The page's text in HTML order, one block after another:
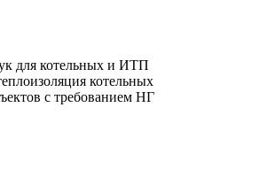
для котельных и ИТП
котельных
с требованием НГ